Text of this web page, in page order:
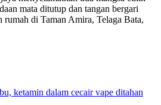
mata ditutup dan tangan bergari
rumah di Taman Amira, Telaga Bata,